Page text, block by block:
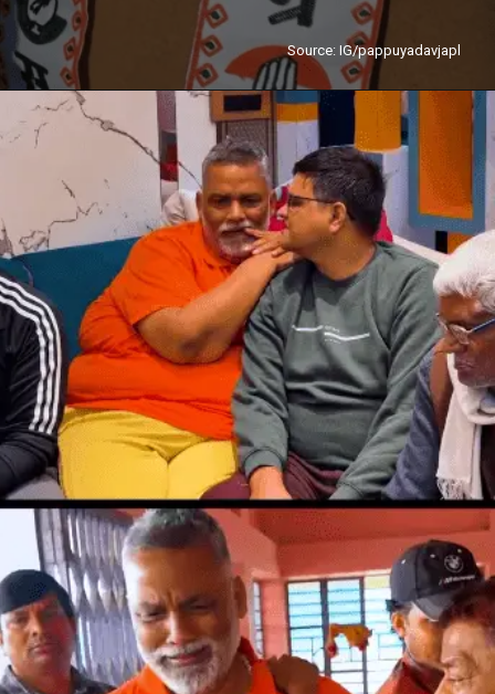
Source: IG/pappuyadavjapl